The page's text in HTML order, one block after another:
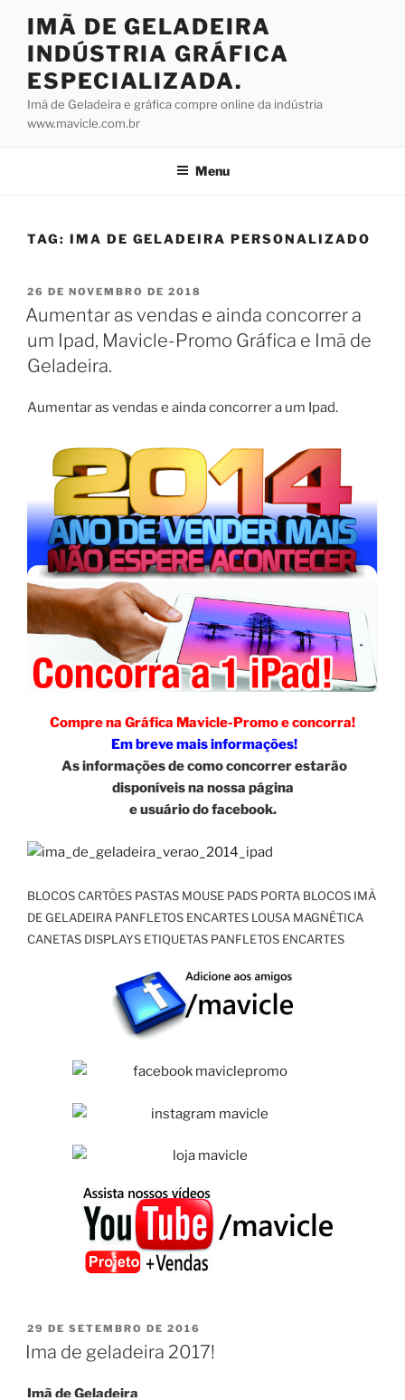
conteúdo
IMÃ DE GELADEIRA
INDÚSTRIA GRÁFICA
ESPECIALIZADA.
Imã de Geladeira e gráfica compre online da indústria
www.mavicle.com.br
Menu
TAG: IMA DE GELADEIRA PERSONALIZADO
PUBLICADO
EM
26 DE NOVEMBRO DE 2018
Aumentar as vendas e ainda concorrer a
um Ipad, Mavicle-Promo Gráfica e Imã de
Geladeira.
Aumentar as vendas e ainda concorrer a um Ipad.
Compre na Gráfica Mavicle-Promo e concorra!
Em breve mais informações!
As informações de como concorrer estarão
disponíveis na nossa página
e usuário do facebook.
BLOCOS CARTÕES PASTAS MOUSE PADS PORTA BLOCOS IMÃ
DE GELADEIRA PANFLETOS ENCARTES LOUSA MAGNÉTICA
CANETAS DISPLAYS ETIQUETAS PANFLETOS ENCARTES
PUBLICADO
EM
29 DE SETEMBRO DE 2016
Ima de geladeira 2017!
Imã de Geladeira